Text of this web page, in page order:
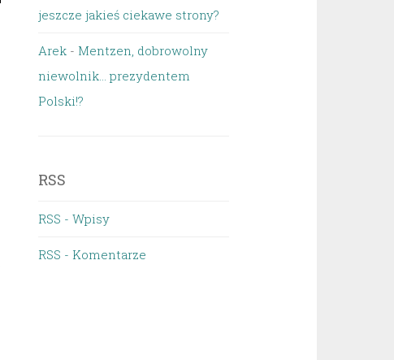
jeszcze jakieś ciekawe strony?
Arek - Mentzen, dobrowolny
niewolnik… prezydentem
Polski!?
RSS
RSS - Wpisy
RSS - Komentarze